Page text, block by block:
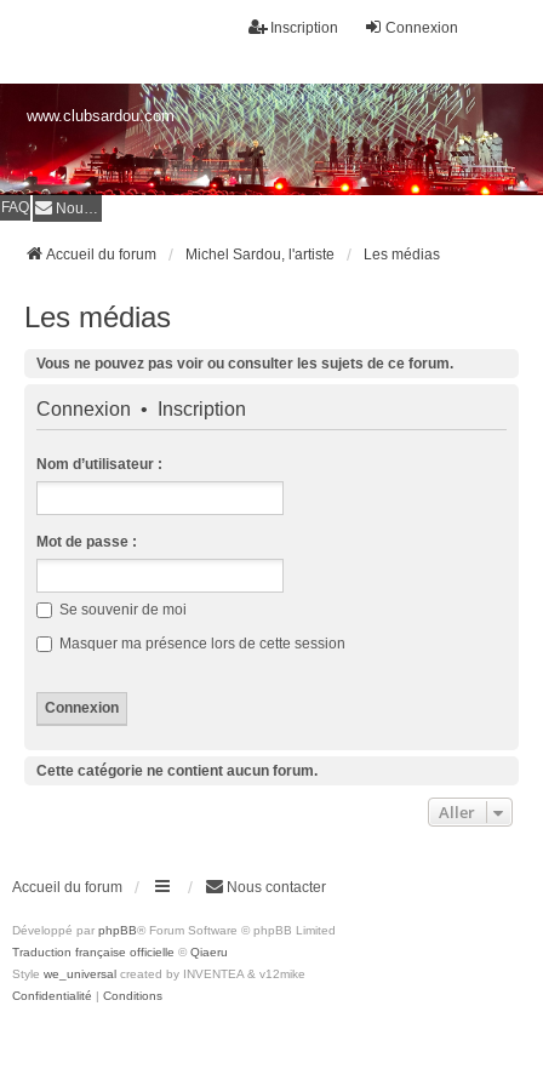
Connexion
Inscription
www.clubsardou.com
FAQ Nous contacter
Accueil du forum Michel Sardou, l'artiste Les médias
Les médias
Vous ne pouvez pas voir ou consulter les sujets de ce forum.
Connexion • Inscription
Nom d’utilisateur :
Mot de passe :
Se souvenir de moi
Masquer ma présence lors de cette session
Cette catégorie ne contient aucun forum.
Aller
Accueil du forum Nous contacter
Développé par phpBB® Forum Software © phpBB Limited
Traduction française officielle © Qiaeru
Style we_universal created by INVENTEA & v12mike
Confidentialité | Conditions